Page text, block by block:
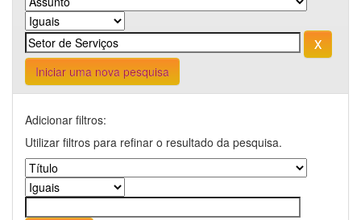
Iniciar uma nova pesquisa
Adicionar filtros:
Utilizar filtros para refinar o resultado da pesquisa.